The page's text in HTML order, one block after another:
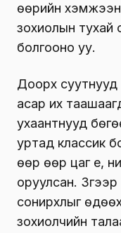
өөрийн
зохиолын тухай
болгооно уу.
Доорх суутнууд
асар их
ухаантнууд
уртад классик
өөр өөр цаг үе,
оруулсан.
сонирхлыг
зохиолчийн